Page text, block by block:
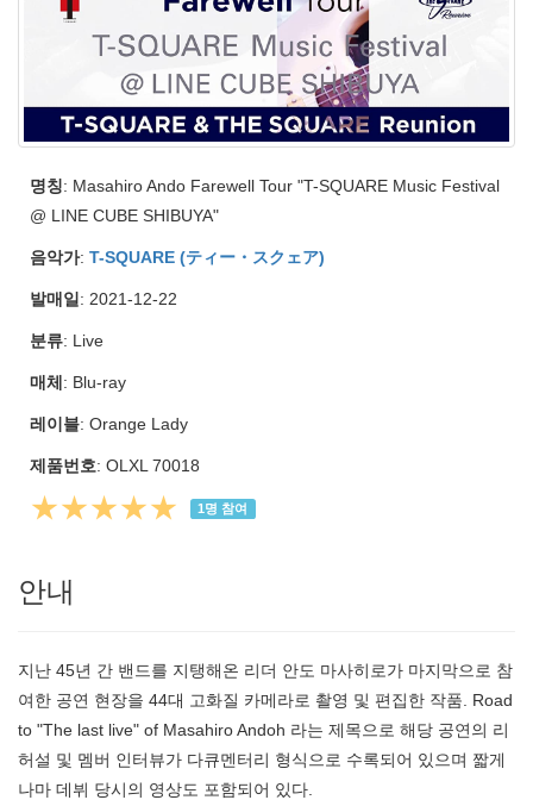
명칭: Masahiro Ando Farewell Tour "T-SQUARE Music Festival
@ LINE CUBE SHIBUYA"
음악가: T-SQUARE (ティー・スクェア)
발매일 : 2021-12-22
분류: Live
매체 : Blu-ray
레이블: Orange Lady
제품번호: OLXL 70018
★★★★★ 1명 참여
안내
지난 45년 간 밴드를 지탱해온 리더 안도 마사히로가 마지막으로 참
여한 공연 현장을 44대 고화질 카메라로 촬영 및 편집한 작품. Road
to "The last live" of Masahiro Andoh 라는 제목으로 해당 공연의 리
허설 및 멤버 인터뷰가 다큐멘터리 형식으로 수록되어 있으며 짧게
나마 데뷔 당시의 영상도 포함되어 있다.